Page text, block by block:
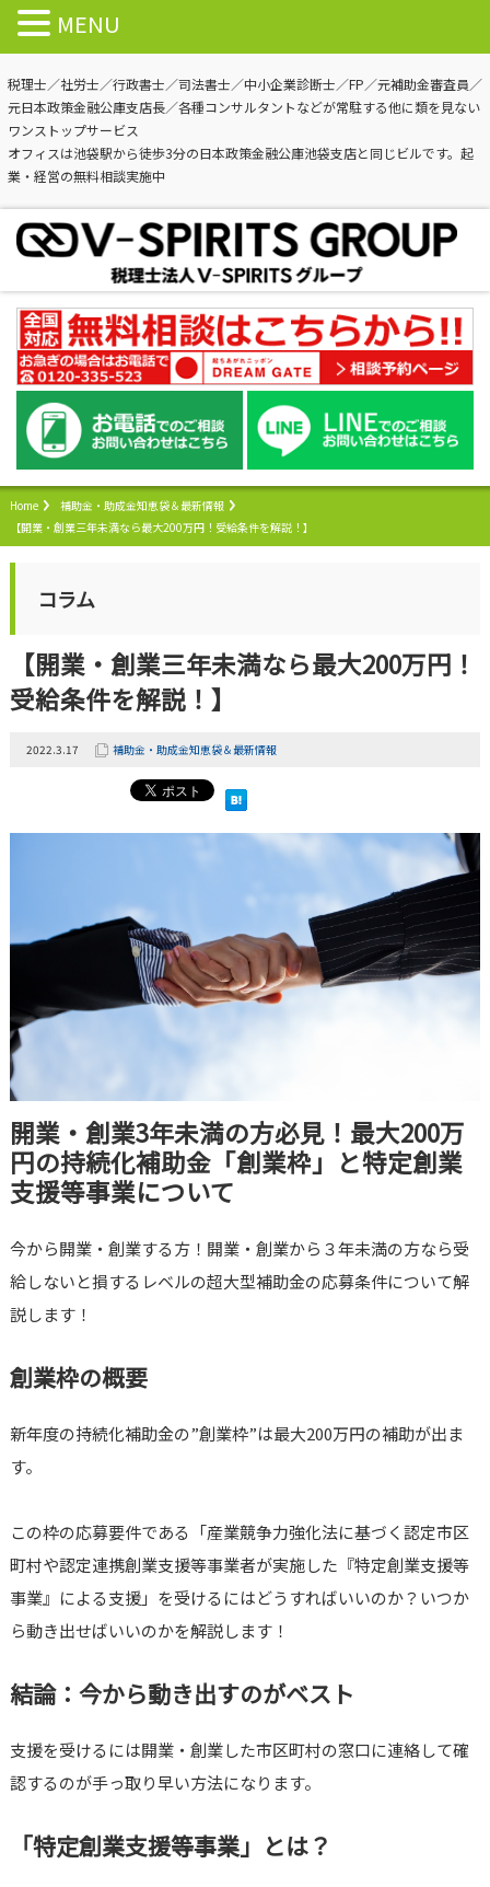
税理士／社労士／行政書士／司法書士／中小企業診断士／FP／元補助金審査員／
元日本政策金融公庫支店長／各種コンサルタントなどが常駐する他に類を見ない
ワンストップサービス
オフィスは池袋駅から徒歩3分の日本政策金融公庫池袋支店と同じビルです。起
業・経営の無料相談実施中
Home
補助金・助成金知恵袋＆最新情報
【開業・創業三年未満なら最大200万円！受給条件を解説！】
コラム
【開業・創業三年未満なら最大200万円！
受給条件を解説！】
2022.3.17 補助金・助成金知恵袋＆最新情報
開業・創業3年未満の方必見！最大200万
円の持続化補助金「創業枠」と特定創業
支援等事業について
今から開業・創業する方！開業・創業から３年未満の方なら受
給しないと損するレベルの超大型補助金の応募条件について解
説します！
創業枠の概要
新年度の持続化補助金の”創業枠”は最大200万円の補助が出ま
す。
この枠の応募要件である「産業競争力強化法に基づく認定市区
町村や認定連携創業支援等事業者が実施した『特定創業支援等
事業』による支援」を受けるにはどうすればいいのか？いつか
ら動き出せばいいのかを解説します！
結論：今から動き出すのがベスト
支援を受けるには開業・創業した市区町村の窓口に連絡して確
認するのが手っ取り早い方法になります。
「特定創業支援等事業」とは？
MENU